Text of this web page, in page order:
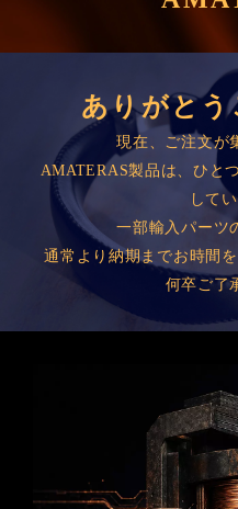
ありがとう
現在、ご注文が
AMATERAS製品は、ひと
して
一部輸入パーツ
通常より納期までお時間
何卒ご了